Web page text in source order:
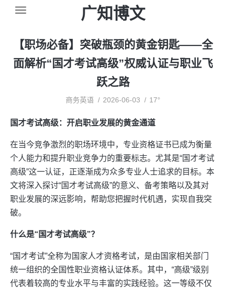
广知博文
【职场必备】突破瓶颈的黄金钥匙——全
面解析“国才考试高级”权威认证与职业飞
跃之路
商务英语 2026-06-03 17°
国才考试高级：开启职业发展的黄金通道
在当今竞争激烈的职场环境中，专业资格证书已成为衡量
个人能力和提升职业竞争力的重要标志。尤其是“国才考试
高级”这一认证，正逐渐成为众多专业人士追求的目标。本
文将深入探讨“国才考试高级”的意义、备考策略以及其对
职业发展的深远影响，帮助您把握时代机遇，实现自我突
破。
什么是“国才考试高级”？
“国才考试”全称为国家人才资格考试，是由国家相关部门
统一组织的全国性职业资格认证体系。其中，“高级”级别
代表着较高的专业水平与丰富的实践经验。这一等级不仅